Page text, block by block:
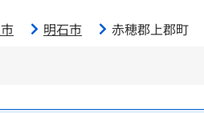
明石市 赤穂郡上郡町